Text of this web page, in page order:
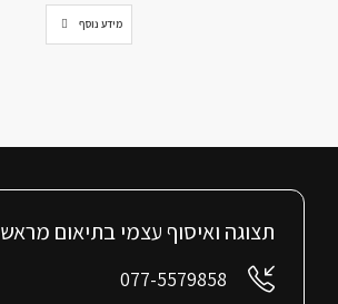
מידע נוסף
תצוגה ואיסוף עצמי בתיאום מראש
077-5579858